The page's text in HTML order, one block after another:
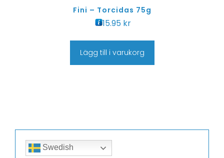
Fini – Torcidas 75g
15.95 kr
Lägg till i varukorg
Swedish